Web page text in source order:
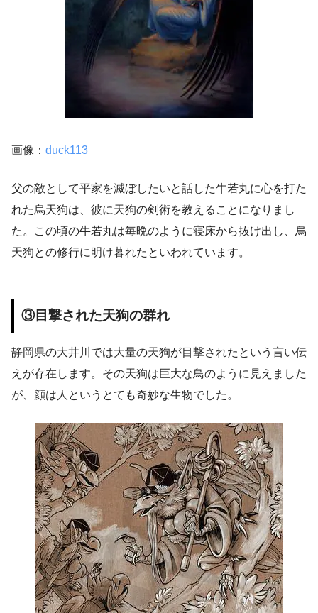
画像： duck113
父の敵として平家を滅ぼしたいと話した牛若丸に心を打た
れた烏天狗は、彼に天狗の剣術を教えることになりまし
た。この頃の牛若丸は毎晩のように寝床から抜け出し、烏
天狗との修行に明け暮れたといわれています。
③目撃された天狗の群れ
静岡県の大井川では大量の天狗が目撃されたという言い伝
えが存在します。その天狗は巨大な鳥のように見えました
が、顔は人というとても奇妙な生物でした。